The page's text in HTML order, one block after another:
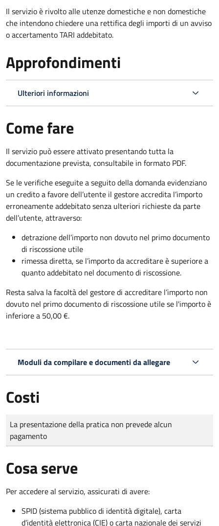
Il servizio è rivolto alle utenze domestiche e non domestiche
che intendono chiedere una rettifica degli importi di un avviso
o accertamento TARI addebitato.
Approfondimenti
Ulteriori informazioni
Come fare
Il servizio può essere attivato presentando tutta la
documentazione prevista, consultabile in formato PDF.
Se le verifiche eseguite a seguito della domanda evidenziano
un credito a favore dell’utente il gestore accredita l’importo
erroneamente addebitato senza ulteriori richieste da parte
dell’utente, attraverso:
detrazione dell’importo non dovuto nel primo documento
di riscossione utile
rimessa diretta, se l’importo da accreditare è superiore a
quanto addebitato nel documento di riscossione.
Resta salva la facoltà del gestore di accreditare l’importo non
dovuto nel primo documento di riscossione utile se l'importo è
inferiore a 50,00 €.
Moduli da compilare e documenti da allegare
Costi
Tipo di pagamento
Importo
La presentazione della pratica non prevede alcun
pagamento
Cosa serve
Per accedere al servizio, assicurati di avere:
SPID (sistema pubblico di identità digitale), carta
d’identità elettronica (CIE) o carta nazionale dei servizi